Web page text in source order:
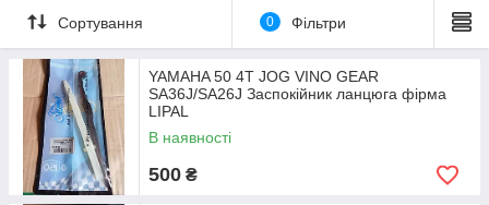
Сортування 0 Фільтри
YAMAHA 50 4T JOG VINO GEAR
SA36J/SA26J Заспокійник ланцюга фірма
LIPAL
В наявності
500 ₴